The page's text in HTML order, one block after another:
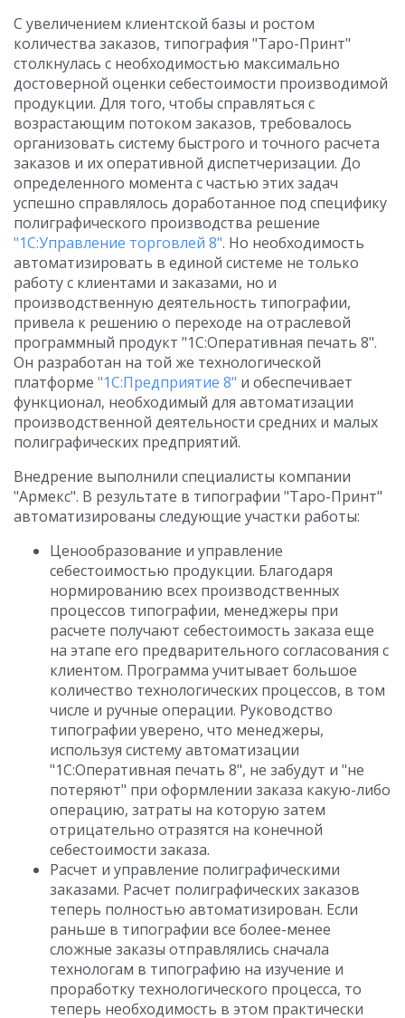
С увеличением клиентской базы и ростом
количества заказов, типография "Таро-Принт"
столкнулась с необходимостью максимально
достоверной оценки себестоимости производимой
продукции. Для того, чтобы справляться с
возрастающим потоком заказов, требовалось
организовать систему быстрого и точного расчета
заказов и их оперативной диспетчеризации. До
определенного момента с частью этих задач
успешно справлялось доработанное под специфику
полиграфического производства решение
"1С:Управление торговлей 8". Но необходимость
автоматизировать в единой системе не только
работу с клиентами и заказами, но и
производственную деятельность типографии,
привела к решению о переходе на отраслевой
программный продукт "1С:Оперативная печать 8".
Он разработан на той же технологической
платформе "1С:Предприятие 8" и обеспечивает
функционал, необходимый для автоматизации
производственной деятельности средних и малых
полиграфических предприятий.
Внедрение выполнили специалисты компании
"Армекс". В результате в типографии "Таро-Принт"
автоматизированы следующие участки работы:
Ценообразование и управление
себестоимостью продукции. Благодаря
нормированию всех производственных
процессов типографии, менеджеры при
расчете получают себестоимость заказа еще
на этапе его предварительного согласования с
клиентом. Программа учитывает большое
количество технологических процессов, в том
числе и ручные операции. Руководство
типографии уверено, что менеджеры,
используя систему автоматизации
"1С:Оперативная печать 8", не забудут и "не
потеряют" при оформлении заказа какую-либо
операцию, затраты на которую затем
отрицательно отразятся на конечной
себестоимости заказа.
Расчет и управление полиграфическими
заказами. Расчет полиграфических заказов
теперь полностью автоматизирован. Если
раньше в типографии все более-менее
сложные заказы отправлялись сначала
технологам в типографию на изучение и
проработку технологического процесса, то
теперь необходимость в этом практически